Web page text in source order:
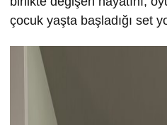
çocuk yaşta başladığı set